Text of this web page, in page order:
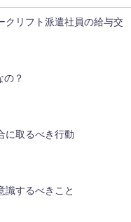
クリフト派遣社員の給与交
の？
に取るべき行動
識するべきこと